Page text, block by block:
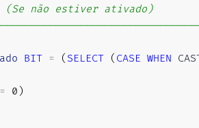
(Se não estiver ativado)
BIT = ( SELECT ( CASE WHEN
= 0 )